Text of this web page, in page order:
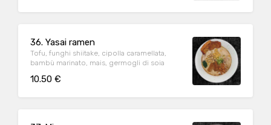
36. Yasai ramen
Tofu, funghi shiitake, cipolla caramellata,
bambù marinato, mais, germogli di soia
10.50 €